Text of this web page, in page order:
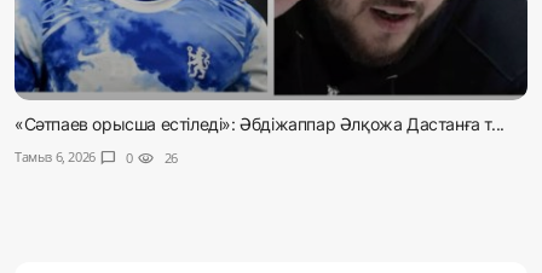
«Сәтпаев орысша естіледі»: Әбдіжаппар Әлқожа Дастанға т...
Тамыз 6, 2026 chat_bubble 0 visibility 26